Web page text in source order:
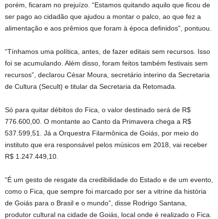
porém, ficaram no prejuízo. “Estamos quitando aquilo que ficou de
ser pago ao cidadão que ajudou a montar o palco, ao que fez a
alimentação e aos prêmios que foram à época definidos”, pontuou.
“Tínhamos uma política, antes, de fazer editais sem recursos. Isso
foi se acumulando. Além disso, foram feitos também festivais sem
recursos”, declarou César Moura, secretário interino da Secretaria
de Cultura (Secult) e titular da Secretaria da Retomada.
Só para quitar débitos do Fica, o valor destinado será de R$
776.600,00. O montante ao Canto da Primavera chega a R$
537.599,51. Já a Orquestra Filarmônica de Goiás, por meio do
instituto que era responsável pelos músicos em 2018, vai receber
R$ 1.247.449,10.
“É um gesto de resgate da credibilidade do Estado e de um evento,
como o Fica, que sempre foi marcado por ser a vitrine da história
de Goiás para o Brasil e o mundo”, disse Rodrigo Santana,
produtor cultural na cidade de Goiás, local onde é realizado o Fica.